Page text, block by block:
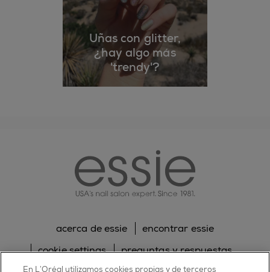
Uñas con glitter,
¿hay algo más
'trendy'?
acerca de essie
encontrar essie
cookie settings
preguntas y respuestas
En L’Oréal utilizamos cookies propias y de terceros